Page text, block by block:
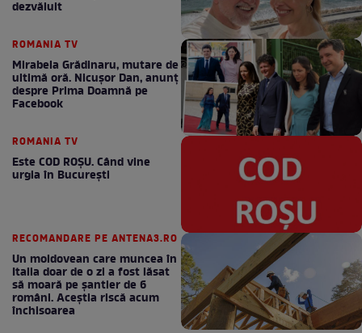
dezvăluit
ROMANIA TV
Mirabela Grădinaru, mutare de
ultimă oră. Nicuşor Dan, anunţ
despre Prima Doamnă pe
Facebook
ROMANIA TV
Este COD ROŞU. Când vine
urgia în Bucureşti
RECOMANDARE PE ANTENA3.RO
Un moldovean care muncea în
Italia doar de o zi a fost lăsat
să moară pe şantier de 6
români. Aceștia riscă acum
închisoarea